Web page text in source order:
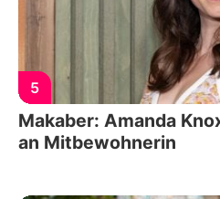
5
Makaber: Amanda
an Mitbewohnerin